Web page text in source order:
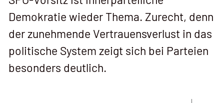
Demokratie wieder Thema. Zurecht, denn
der zunehmende Vertrauensverlust in das
politische System zeigt sich bei Parteien
besonders deutlich.